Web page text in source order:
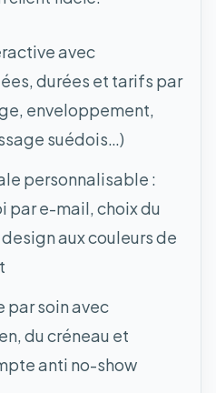
avec
durées et tarifs par
enveloppement,
suédois…)
personnalisable :
par e-mail, choix du
aux couleurs de
par soin avec
du créneau et
anti no-show